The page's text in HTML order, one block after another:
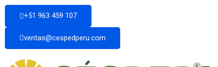
+51 963 459 107
ventas@cespedperu.com